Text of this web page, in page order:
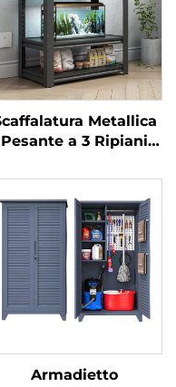
Metallica
Pesante a 3 Ripiani
Scaffale in Ferro
per Acquario
Struttura in Acciaio
Supporto per Vasca
dei Pesci
Armadietto